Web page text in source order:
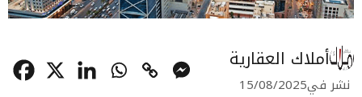
أملاك العقارية
نشر في15/08/2025